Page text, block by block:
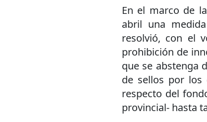
En el marco de
abril una
resolvió, con el
prohibición de
que se abstenga
de sellos por los
respecto del
provincial- hasta